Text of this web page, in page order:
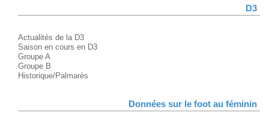
D3
Actualités de la D3
Saison en cours en D3
Groupe A
Groupe B
Historique/Palmarès
Données sur le foot au féminin